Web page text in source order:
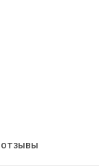
ОТЗЫВЫ